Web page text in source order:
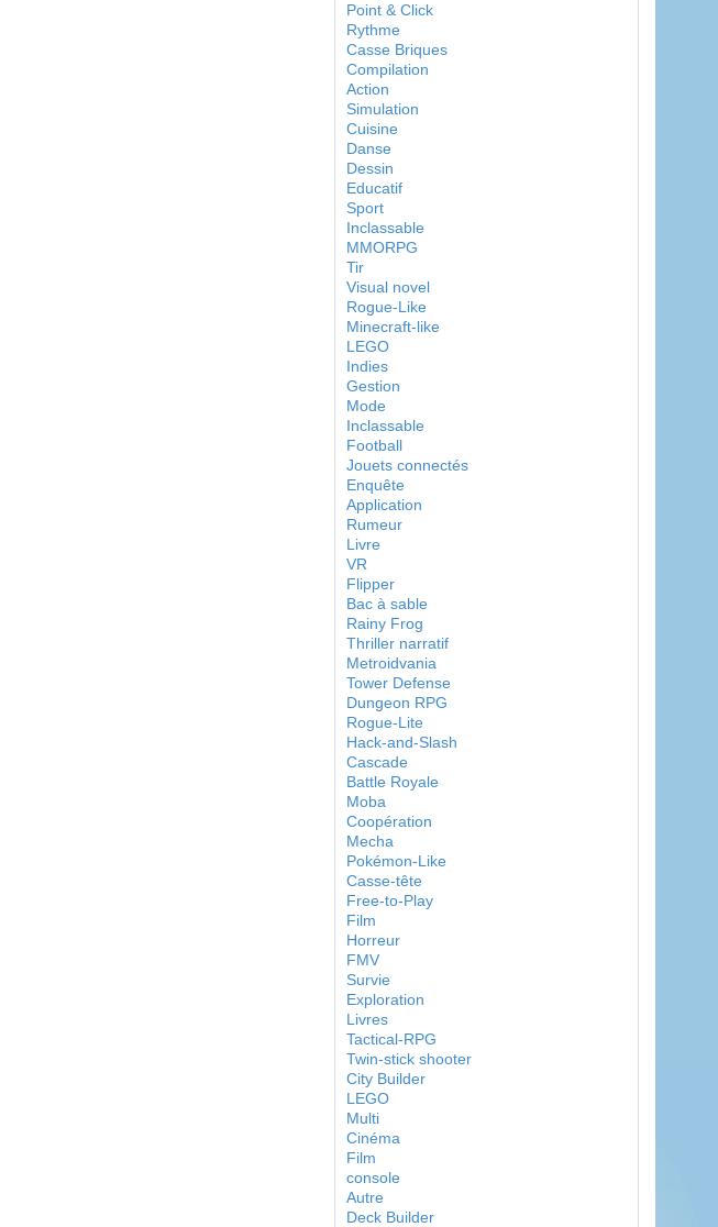
Point & Click
Rythme
Casse Briques
Compilation
Action
Simulation
Cuisine
Danse
Dessin
Educatif
Sport
Inclassable
MMORPG
Tir
Visual novel
Rogue-Like
Minecraft-like
LEGO
Indies
Gestion
Mode
Inclassable
Football
Jouets connectés
Enquête
Application
Rumeur
Livre
VR
Flipper
Bac à sable
Rainy Frog
Thriller narratif
Metroidvania
Tower Defense
Dungeon RPG
Rogue-Lite
Hack-and-Slash
Cascade
Battle Royale
Moba
Coopération
Mecha
Pokémon-Like
Casse-tête
Free-to-Play
Film
Horreur
FMV
Survie
Exploration
Livres
Tactical-RPG
Twin-stick shooter
City Builder
LEGO
Multi
Cinéma
Film
console
Autre
Deck Builder